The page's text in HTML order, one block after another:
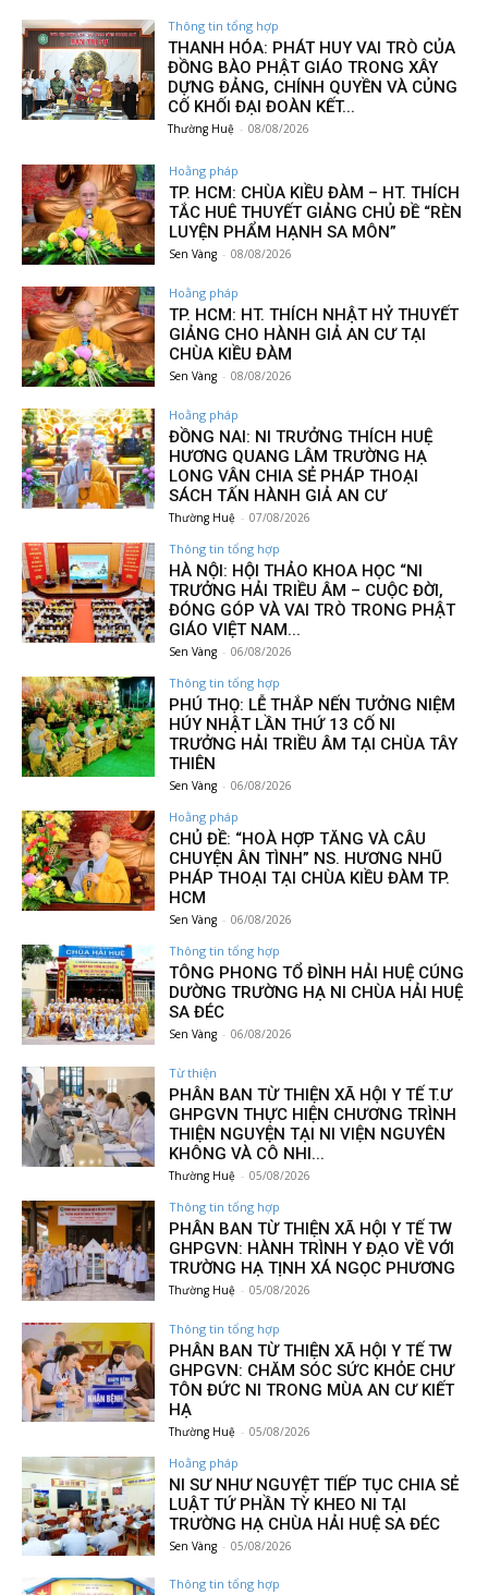
Thông tin tổng hợp
THANH HÓA: PHÁT HUY VAI TRÒ CỦA
ĐỒNG BÀO PHẬT GIÁO TRONG XÂY
DỰNG ĐẢNG, CHÍNH QUYỀN VÀ CỦNG
CỐ KHỐI ĐẠI ĐOÀN KẾT...
Thường Huệ - 08/08/2026
Hoằng pháp
TP. HCM: CHÙA KIỀU ĐÀM – HT. THÍCH
TẮC HUÊ THUYẾT GIẢNG CHỦ ĐỀ “RÈN
LUYỆN PHẨM HẠNH SA MÔN”
Sen Vàng - 08/08/2026
Hoằng pháp
TP. HCM: HT. THÍCH NHẬT HỶ THUYẾT
GIẢNG CHO HÀNH GIẢ AN CƯ TẠI
CHÙA KIỀU ĐÀM
Sen Vàng - 08/08/2026
Hoằng pháp
ĐỒNG NAI: NI TRƯỞNG THÍCH HUỆ
HƯƠNG QUANG LÂM TRƯỜNG HẠ
LONG VÂN CHIA SẺ PHÁP THOẠI
SÁCH TẤN HÀNH GIẢ AN CƯ
Thường Huệ - 07/08/2026
Thông tin tổng hợp
HÀ NỘI: HỘI THẢO KHOA HỌC “NI
TRƯỞNG HẢI TRIỀU ÂM – CUỘC ĐỜI,
ĐÓNG GÓP VÀ VAI TRÒ TRONG PHẬT
GIÁO VIỆT NAM...
Sen Vàng - 06/08/2026
Thông tin tổng hợp
PHÚ THỌ: LỄ THẮP NẾN TƯỞNG NIỆM
HÚY NHẬT LẦN THỨ 13 CỐ NI
TRƯỞNG HẢI TRIỀU ÂM TẠI CHÙA TÂY
THIÊN
Sen Vàng - 06/08/2026
Hoằng pháp
CHỦ ĐỀ: “HOÀ HỢP TĂNG VÀ CÂU
CHUYỆN ÂN TÌNH” NS. HƯƠNG NHŨ
PHÁP THOẠI TẠI CHÙA KIỀU ĐÀM TP.
HCM
Sen Vàng - 06/08/2026
Thông tin tổng hợp
TÔNG PHONG TỔ ĐÌNH HẢI HUỆ CÚNG
DƯỜNG TRƯỜNG HẠ NI CHÙA HẢI HUỆ
SA ĐÉC
Sen Vàng - 06/08/2026
Từ thiện
PHÂN BAN TỪ THIỆN XÃ HỘI Y TẾ T.Ư
GHPGVN THỰC HIỆN CHƯƠNG TRÌNH
THIỆN NGUYỆN TẠI NI VIỆN NGUYÊN
KHÔNG VÀ CÔ NHI...
Thường Huệ - 05/08/2026
Thông tin tổng hợp
PHÂN BAN TỪ THIỆN XÃ HỘI Y TẾ TW
GHPGVN: HÀNH TRÌNH Y ĐẠO VỀ VỚI
TRƯỜNG HẠ TỊNH XÁ NGỌC PHƯƠNG
Thường Huệ - 05/08/2026
Thông tin tổng hợp
PHÂN BAN TỪ THIỆN XÃ HỘI Y TẾ TW
GHPGVN: CHĂM SÓC SỨC KHỎE CHƯ
TÔN ĐỨC NI TRONG MÙA AN CƯ KIẾT
HẠ
Thường Huệ - 05/08/2026
Hoằng pháp
NI SƯ NHƯ NGUYỆT TIẾP TỤC CHIA SẺ
LUẬT TỨ PHẦN TỲ KHEO NI TẠI
TRƯỜNG HẠ CHÙA HẢI HUỆ SA ĐÉC
Sen Vàng - 05/08/2026
Thông tin tổng hợp